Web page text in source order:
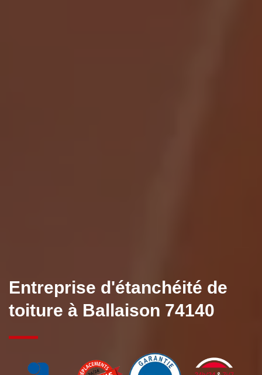
Entreprise d'étanchéité de
toiture à Ballaison 74140